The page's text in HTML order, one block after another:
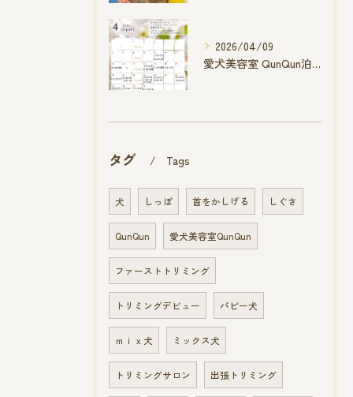
2026/04/09
愛犬美容室 QunQun泊店 4月空き状況です
タグ Tags
犬 しっぽ 首をかしげる しぐさ
QunQun 愛犬美容室QunQun
ファーストトリミング
トリミングデビュー パピー犬
ｍｉｘ犬 ミックス犬
トリミングサロン 出張トリミング